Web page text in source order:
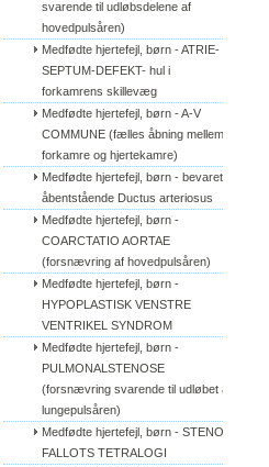
svarende til udløbsdelene af
hovedpulsåren)
Medfødte hjertefejl, børn - ATRIE-
SEPTUM-DEFEKT- hul i
forkamrens skillevæg
Medfødte hjertefejl, børn - A-V
COMMUNE (fælles åbning mellem
forkamre og hjertekamre)
Medfødte hjertefejl, børn - bevaret/
åbentstående Ductus arteriosus
Medfødte hjertefejl, børn -
COARCTATIO AORTAE
(forsnævring af hovedpulsåren)
Medfødte hjertefejl, børn -
HYPOPLASTISK VENSTRE
VENTRIKEL SYNDROM
Medfødte hjertefejl, børn -
PULMONALSTENOSE
(forsnævring svarende til udløbet af
lungepulsåren)
Medfødte hjertefejl, børn - STENO
FALLOTS TETRALOGI